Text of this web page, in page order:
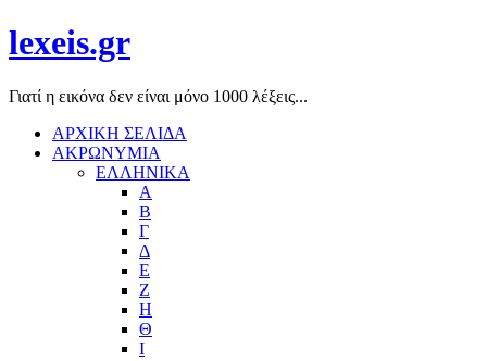
lexeis.gr
Γιατί η εικόνα δεν είναι μόνο 1000 λέξεις...
ΑΡΧΙΚΗ ΣΕΛΙΔΑ
ΑΚΡΩΝΥΜΙΑ
ΕΛΛΗΝΙΚΑ
Α
Β
Γ
Δ
Ε
Ζ
Η
Θ
Ι